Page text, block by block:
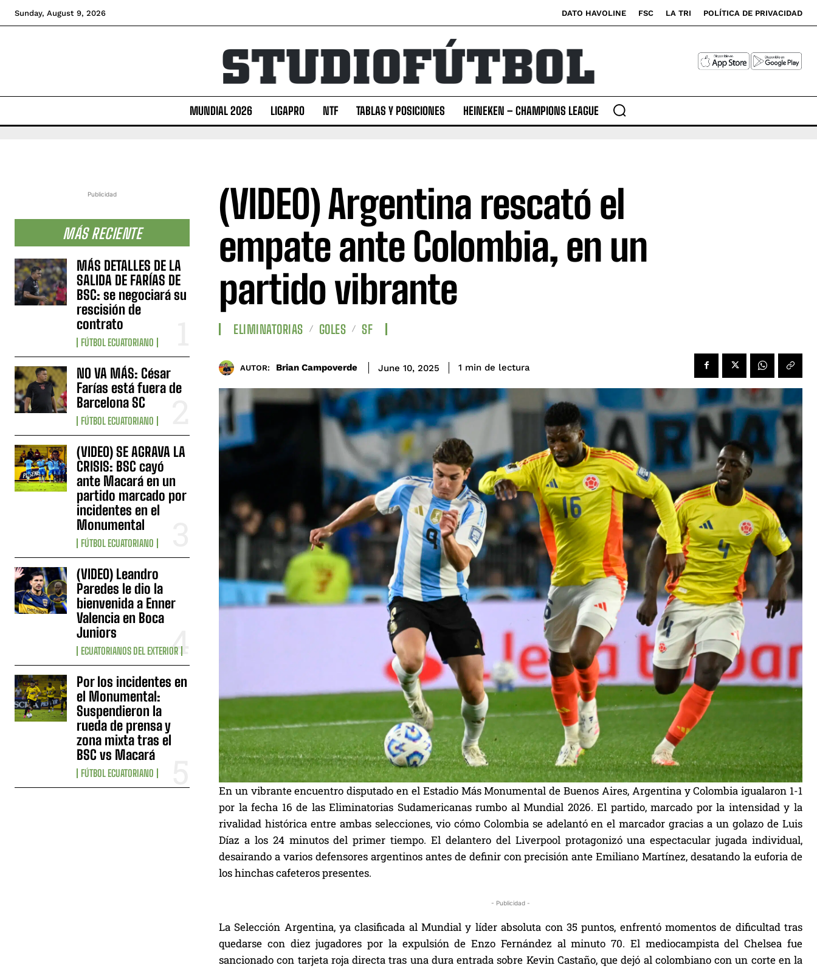
Sunday, August 9, 2026 DATO HAVOLINE FSC LA TRI POLÍTICA DE PRIVACIDAD
MUNDIAL 2026 LIGAPRO NTF TABLAS Y POSICIONES HEINEKEN – CHAMPIONS LEAGUE
Publicidad
MÁS RECIENTE
MÁS DETALLES DE LA
SALIDA DE FARÍAS DE
BSC: se negociará su
rescisión de
contrato
FÚTBOL ECUATORIANO
NO VA MÁS: César
Farías está fuera de
Barcelona SC
FÚTBOL ECUATORIANO
(VIDEO) SE AGRAVA LA
CRISIS: BSC cayó
ante Macará en un
partido marcado por
incidentes en el
Monumental
FÚTBOL ECUATORIANO
(VIDEO) Leandro
Paredes le dio la
bienvenida a Enner
Valencia en Boca
Juniors
ECUATORIANOS DEL EXTERIOR
Por los incidentes en
el Monumental:
Suspendieron la
rueda de prensa y
zona mixta tras el
BSC vs Macará
FÚTBOL ECUATORIANO
(VIDEO) Argentina rescató el
empate ante Colombia, en un
partido vibrante
ELIMINATORIAS GOLES SF
AUTOR: Brian Campoverde June 10, 2025 1 min de lectura
En un vibrante encuentro disputado en el Estadio Más Monumental de Buenos Aires, Argentina y Colombia igualaron 1-1
por la fecha 16 de las Eliminatorias Sudamericanas rumbo al Mundial 2026. El partido, marcado por la intensidad y la
rivalidad histórica entre ambas selecciones, vio cómo Colombia se adelantó en el marcador gracias a un golazo de Luis
Díaz a los 24 minutos del primer tiempo. El delantero del Liverpool protagonizó una espectacular jugada individual,
desairando a varios defensores argentinos antes de definir con precisión ante Emiliano Martínez, desatando la euforia de
los hinchas cafeteros presentes.
- Publicidad -
La Selección Argentina, ya clasificada al Mundial y líder absoluta con 35 puntos, enfrentó momentos de dificultad tras
quedarse con diez jugadores por la expulsión de Enzo Fernández al minuto 70. El mediocampista del Chelsea fue
sancionado con tarjeta roja directa tras una dura entrada sobre Kevin Castaño, que dejó al colombiano con un corte en la